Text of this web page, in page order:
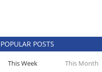
POPULAR POSTS
This Week This Month